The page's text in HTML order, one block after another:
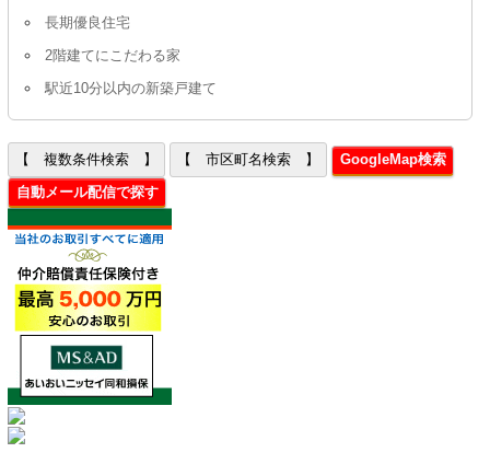
長期優良住宅
2階建てにこだわる家
駅近10分以内の新築戸建て
【 複数条件検索 】 【 市区町名検索 】
GoogleMap検索
自動メール配信で探す